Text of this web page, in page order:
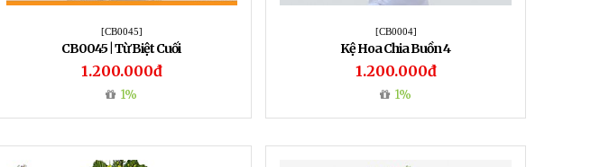
[CB0045]
CB0045 | Từ Biệt Cuối
1.200.000đ
1%
[CB0004]
Kệ Hoa Chia Buồn 4
1.200.000đ
1%